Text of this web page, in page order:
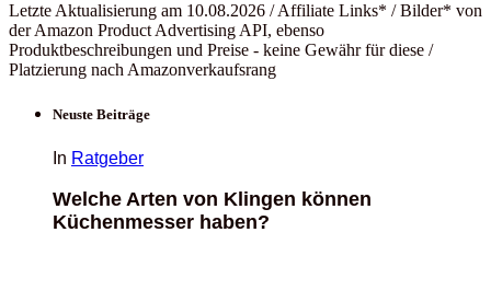
Letzte Aktualisierung am 10.08.2026 / Affiliate Links* / Bilder* von
der Amazon Product Advertising API, ebenso
Produktbeschreibungen und Preise - keine Gewähr für diese /
Platzierung nach Amazonverkaufsrang
Neuste Beiträge
In Ratgeber
Welche Arten von Klingen können
Küchenmesser haben?